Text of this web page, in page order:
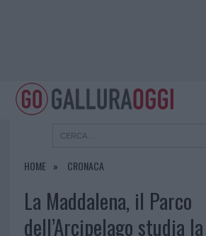
HOME CRONACA
La Maddalena, il Parco
dell’Arcipelago studia